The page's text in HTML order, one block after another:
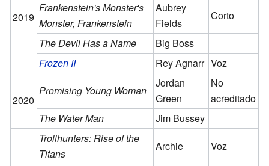
2019
Frankenstein's Monster's
Monster, Frankenstein
Aubrey
Fields
Corto
The Devil Has a Name
Big Boss
Frozen II
Rey Agnarr Voz
2020
Promising Young Woman
Jordan
Green
No
acreditado
The Water Man
Jim Bussey
Trollhunters: Rise of the
Titans
Archie Voz